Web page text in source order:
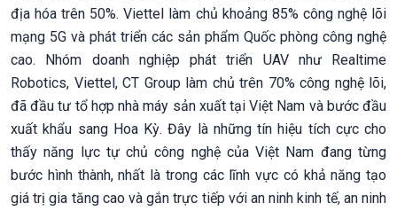
địa hóa trên 50%. Viettel làm chủ khoảng 85% công nghệ lõi
mạng 5G và phát triển các sản phẩm Quốc phòng công nghệ
cao. Nhóm doanh nghiệp phát triển UAV như Realtime
Robotics, Viettel, CT Group làm chủ trên 70% công nghệ lõi,
đã đầu tư tổ hợp nhà máy sản xuất tại Việt Nam và bước đầu
xuất khẩu sang Hoa Kỳ. Đây là những tín hiệu tích cực cho
thấy năng lực tự chủ công nghệ của Việt Nam đang từng
bước hình thành, nhất là trong các lĩnh vực có khả năng tạo
giá trị gia tăng cao và gắn trực tiếp với an ninh kinh tế, an ninh